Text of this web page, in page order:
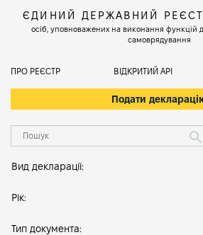
ЄДИНИЙ ДЕРЖАВНИЙ
осіб, уповноважених на виконання функцій
самоврядування
ПРО РЕЄСТР ВІДКРИТИЙ АРІ
Подати
Вид декларації:
Рік:
Тип документа: